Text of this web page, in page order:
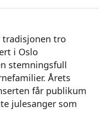
tro
i Oslo
stemningsfull
Årets
får publikum
julesanger som